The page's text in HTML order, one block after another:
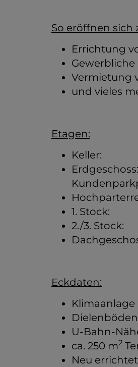
So eröffnen sich
Errichtung
Vermietung
und vieles
Etagen:
Keller:
1. Stock:
2./3.
Eckdaten:
Klimaanlage
Dielenböden
U-Bahn-
ca. 250 m2
Neu